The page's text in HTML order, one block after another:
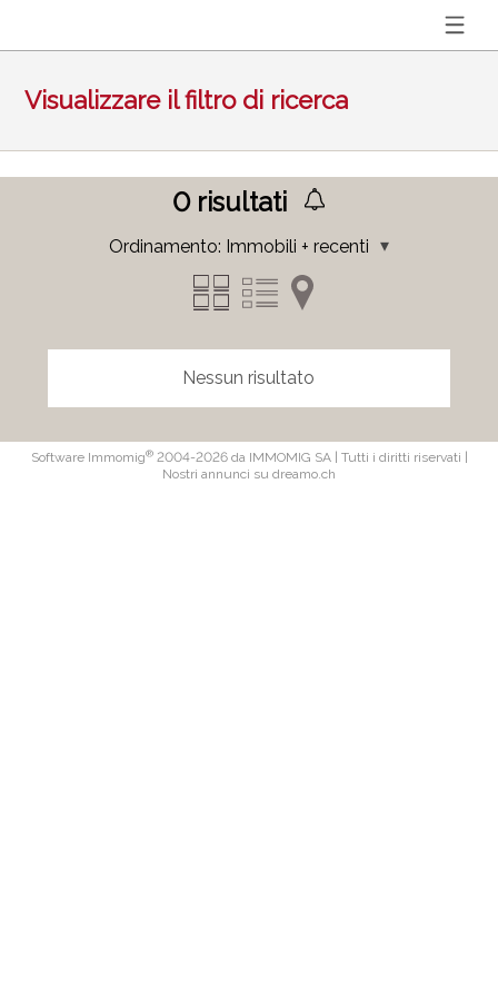
Visualizzare il filtro di ricerca
0risultati
Ordinamento: Immobili + recenti
Nessun risultato
Software Immomig®2004-2026 da IMMOMIG SA | Tutti i diritti riservati |
Nostri annunci su dreamo.ch